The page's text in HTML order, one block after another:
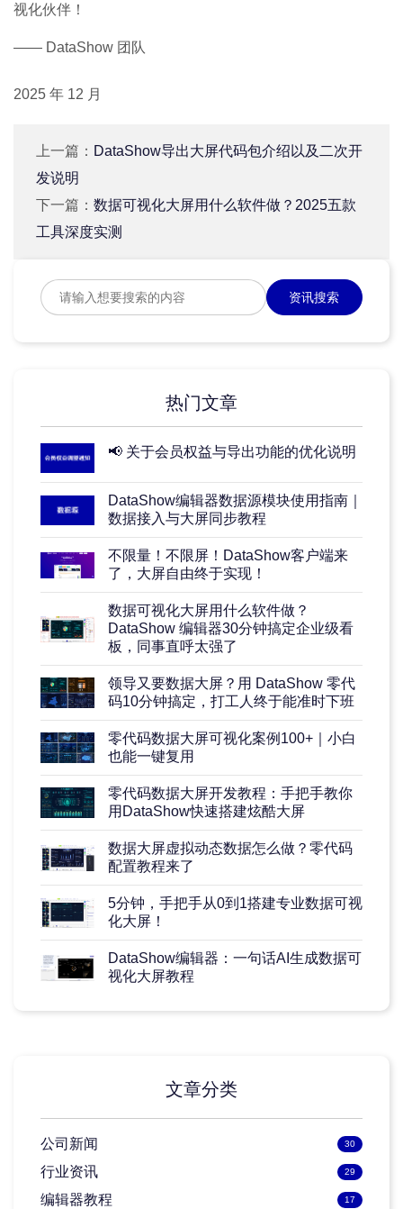
视化伙伴！
—— DataShow 团队
2025 年 12 月
上一篇： DataShow导出大屏代码包介绍以及二次开
发说明
下一篇： 数据可视化大屏用什么软件做？2025五款
工具深度实测
资讯搜索
热门文章
📢 关于会员权益与导出功能的优化说明
DataShow编辑器数据源模块使用指南｜
数据接入与大屏同步教程
不限量！不限屏！DataShow客户端来
了，大屏自由终于实现！
数据可视化大屏用什么软件做？
DataShow 编辑器30分钟搞定企业级看
板，同事直呼太强了
领导又要数据大屏？用 DataShow 零代
码10分钟搞定，打工人终于能准时下班
零代码数据大屏可视化案例100+｜小白
也能一键复用
零代码数据大屏开发教程：手把手教你
用DataShow快速搭建炫酷大屏
数据大屏虚拟动态数据怎么做？零代码
配置教程来了
5分钟，手把手从0到1搭建专业数据可视
化大屏！
DataShow编辑器：一句话AI生成数据可
视化大屏教程
文章分类
公司新闻 30
行业资讯 29
编辑器教程 17